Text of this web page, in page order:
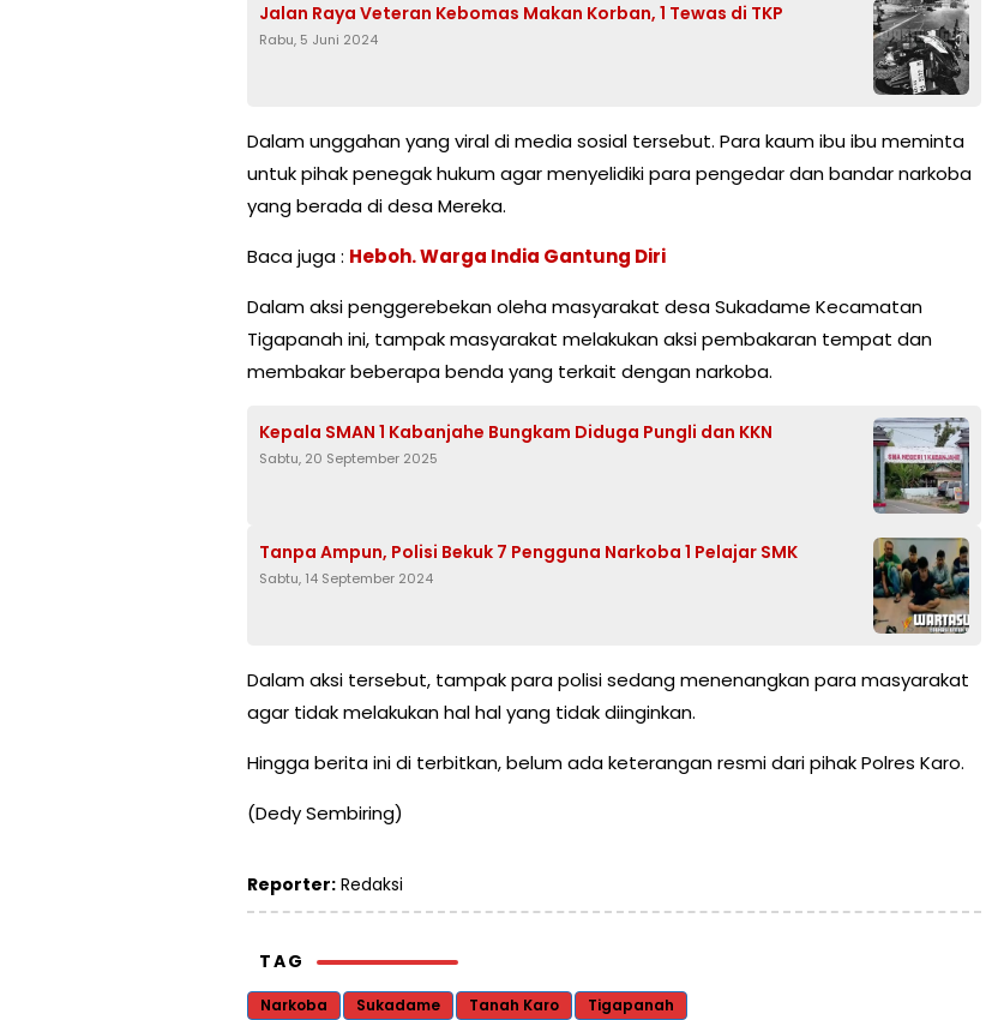
Jalan Raya Veteran Kebomas Makan Korban, 1 Tewas di TKP
Rabu, 5 Juni 2024
Dalam unggahan yang viral di media sosial tersebut. Para kaum ibu ibu meminta
untuk pihak penegak hukum agar menyelidiki para pengedar dan bandar narkoba
yang berada di desa Mereka.
Baca juga : Heboh. Warga India Gantung Diri
Dalam aksi penggerebekan oleha masyarakat desa Sukadame Kecamatan
Tigapanah ini, tampak masyarakat melakukan aksi pembakaran tempat dan
membakar beberapa benda yang terkait dengan narkoba.
Kepala SMAN 1 Kabanjahe Bungkam Diduga Pungli dan KKN
Sabtu, 20 September 2025
Tanpa Ampun, Polisi Bekuk 7 Pengguna Narkoba 1 Pelajar SMK
Sabtu, 14 September 2024
Dalam aksi tersebut, tampak para polisi sedang menenangkan para masyarakat
agar tidak melakukan hal hal yang tidak diinginkan.
Hingga berita ini di terbitkan, belum ada keterangan resmi dari pihak Polres Karo.
(Dedy Sembiring)
Reporter: Redaksi
TAG
Narkoba Sukadame Tanah Karo Tigapanah